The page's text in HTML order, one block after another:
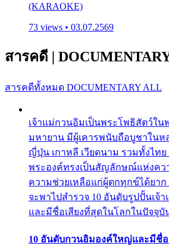
(KARAOKE)
73 views • 03.07.2569
สารคดี |
สารคดีทั้งหมด DOCUMENTARY ALL
เจ้าแม่กวนอิมเป็นพระโพธิสัตว์ใ
มหายาน มีผู้เคารพนับถือบูชาในห
ญี่ปุ่น เกาหลี เวียดนาม รวมทั้งไท
พระองค์ทรงเป็นสัญลักษณ์แห่งคว
ความช่วยเหลือแก่ผู้ตกทุกข์ได้ยาก
จะพาไปสำรวจ 10 อันดับรูปปั้นเจ้
และมีชื่อเสียงที่สุดในโลกในปัจจุบั
10 อันดับกวนอิมองค์ใหญ่และมีชื่อ